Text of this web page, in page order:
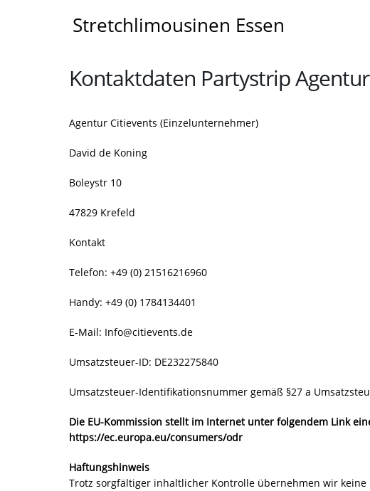
Stretchlimousinen Essen
Kontaktdaten Partystrip
Agentur Citievents (Einzelunternehmer)
David de Koning
Boleystr 10
47829 Krefeld
Kontakt
Telefon: +49 (0) 21516216960
Handy: +49 (0) 1784134401
E-Mail: Info@citievents.de
Umsatzsteuer-ID: DE232275840
Umsatzsteuer-Identifikationsnummer gemäß §27 a
Die EU-Kommission stellt im Internet unter folgendem Link
https://ec.europa.eu/consumers/odr
Haftungshinweis
Trotz sorgfältiger inhaltlicher Kontrolle übernehmen wir